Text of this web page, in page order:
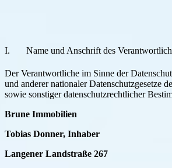
I. Name und Anschrift des
Der Verantwortliche im Sinne der
und anderer nationaler Datenschutzgesetze
sowie sonstiger datenschutzrechtlicher
Brune Immobilien
Tobias Donner, Inhaber
Langener Landstraße 267